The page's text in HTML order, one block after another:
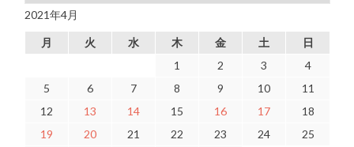
2021年4月
月 火 水 木 金 土
日
1
2 3
4
5
6 7 8 9 10
11
12
13 14 15 16 17
18
19
20 21 22 23 24
25